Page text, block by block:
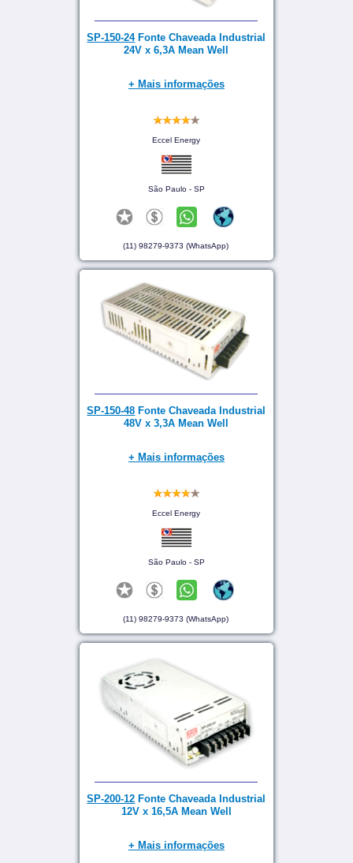
SP-150-24Fonte Chaveada Industrial
24V x 6,3A Mean Well
+ Mais informações
Eccel Energy
São Paulo - SP
(11) 98279-9373 (WhatsApp)
SP-150-48 Fonte Chaveada Industrial
48V x 3,3A Mean Well
+ Mais informações
Eccel Energy
São Paulo - SP
(11) 98279-9373 (WhatsApp)
SP-200-12 Fonte Chaveada Industrial
12V x 16,5A Mean Well
+ Mais informações